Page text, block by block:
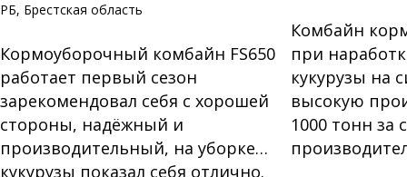
РБ, Брестская область
Кормоуборочный комбайн FS650
работает первый сезон
зарекомендовал себя с хорошей
стороны, надёжный и
производительный, на уборке
кукурузы показал себя отлично.
Комбайн
при
кукурузы на
высокую
1000 тонн за